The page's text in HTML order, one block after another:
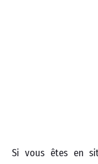
Si vous êtes en